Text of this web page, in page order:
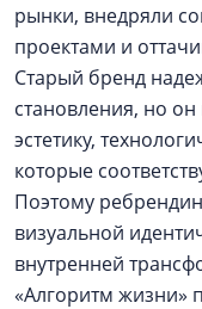
рынки, внедряли
проектами и
Старый бренд
становления, но он
эстетику,
которые
Поэтому
визуальной
внутренней
«Алгоритм жизни»